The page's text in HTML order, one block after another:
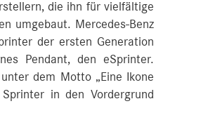
die ihn für vielfältige
umgebaut. Mercedes-Benz
der ersten Generation
Pendant, den eSprinter.
dem Motto „Eine Ikone
in den Vordergrund